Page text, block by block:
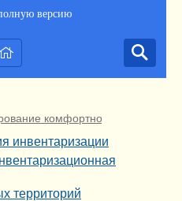
версию
комфортной городской
инвентаризации
территорий